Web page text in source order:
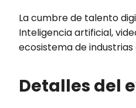
La cumbre de talento
Inteligencia artificial,
ecosistema de
Detalles del